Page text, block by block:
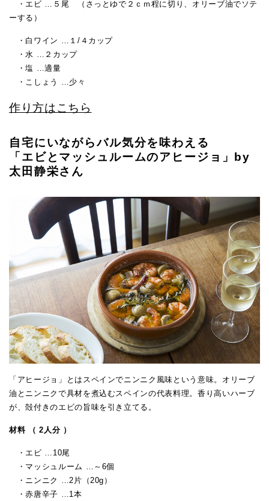
・エビ …５尾 （さっとゆで２ｃｍ程に切り、オリーブ油でソテ
ーする）
・白ワイン …１/４カップ
・水 …２カップ
・塩 …適量
・こしょう …少々
作り方はこちら
自宅にいながらバル気分を味わえる
「エビとマッシュルームのアヒージョ」by
太田静栄さん
「アヒージョ」とはスペインでニンニク風味という意味。オリーブ
油とニンニクで具材を煮込むスペインの代表料理。香り高いハーブ
が、殻付きのエビの旨味を引き立てる。
材料 （ 2人分 ）
・エビ …10尾
・マッシュルーム …～6個
・ニンニク …2片（20g）
・赤唐辛子 …1本